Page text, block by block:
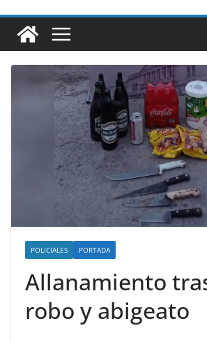
POLICIALES PORTADA
Allanamiento
robo y abigeato